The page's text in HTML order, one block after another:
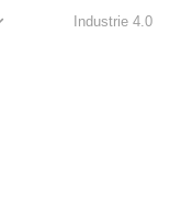
Industrie 4.0